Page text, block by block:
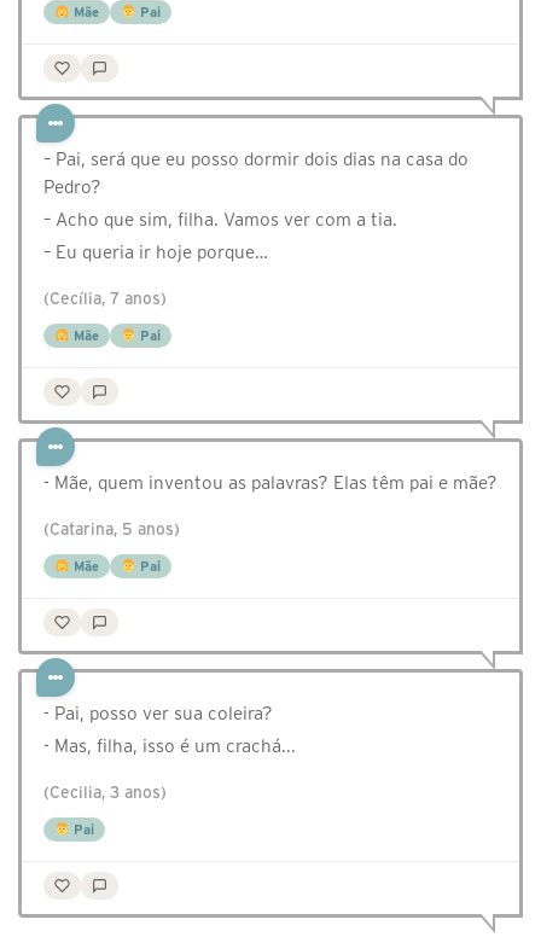
Mãe Pai
– Pai, será que eu posso dormir dois dias na casa do
Pedro?
– Acho que sim, filha. Vamos ver com a tia.
– Eu queria ir hoje porque…
(Cecília, 7 anos)
Mãe Pai
- Mãe, quem inventou as palavras? Elas têm pai e mãe?
(Catarina, 5 anos)
Mãe Pai
- Pai, posso ver sua coleira?
- Mas, filha, isso é um crachá...
(Cecilia, 3 anos)
Pai